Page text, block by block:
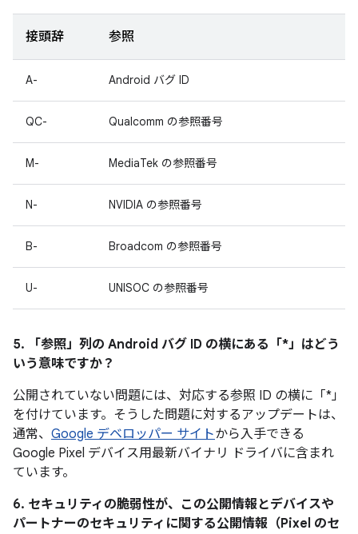
接頭辞 参照
A- Android バグ ID
QC- Qualcomm の参照番号
M- MediaTek の参照番号
N- NVIDIA の参照番号
B- Broadcom の参照番号
U- UNISOC の参照番号
5. 「参照」 列の Android バグ ID の横にある「*」はどう
いう意味ですか？
公開されていない問題には、対応する参照 ID の横に「*」
を付けています。そうした問題に対するアップデートは、
通常、 Google デベロッパー サイトから入手できる
Google Pixel デバイス用最新バイナリ ドライバに含まれ
ています。
6. セキュリティの脆弱性が、この公開情報とデバイスや
パートナーのセキュリティに関する公開情報（Pixel のセ